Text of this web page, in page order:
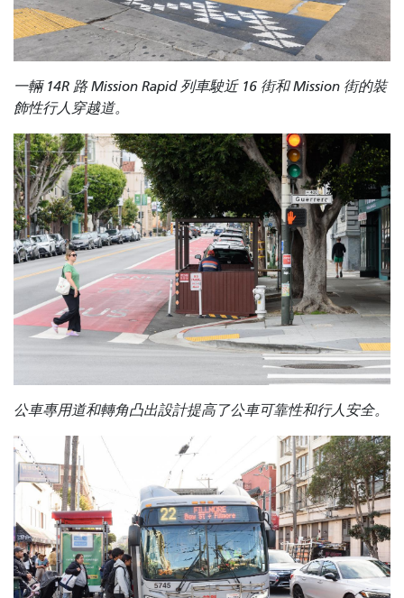
一輛 14R 路 Mission Rapid 列車駛近 16 街和 Mission 街的裝
飾性行人穿越道。
公車專用道和轉角凸出設計提高了公車可靠性和行人安全。